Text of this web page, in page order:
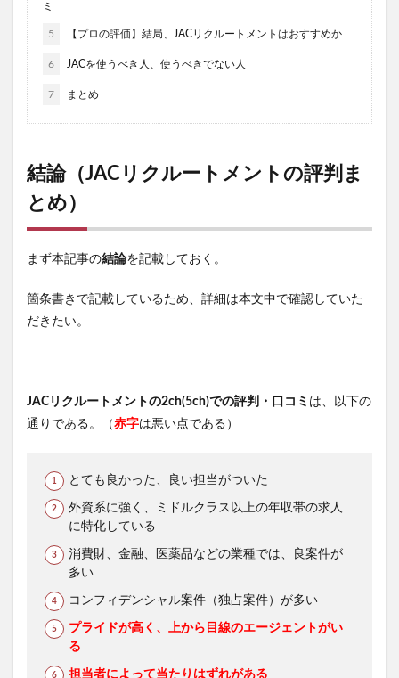
ミ
5 【プロの評価】結局、JACリクルートメントはおすすめか
6 JACを使うべき人、使うべきでない人
7 まとめ
結論（JACリクルートメントの評判ま
とめ）
まず本記事の結論を記載しておく。
箇条書きで記載しているため、詳細は本文中で確認していた
だきたい。
JACリクルートメントの2ch(5ch)での評判・口コミ は、以下の
通りである。（赤字は悪い点である）
とても良かった、良い担当がついた
外資系に強く、ミドルクラス以上の年収帯の求人
に特化している
消費財、金融、医薬品などの業種では、良案件が
多い
コンフィデンシャル案件（独占案件）が多い
プライドが高く、上から目線のエージェントがい
る
担当者によって当たりはずれがある